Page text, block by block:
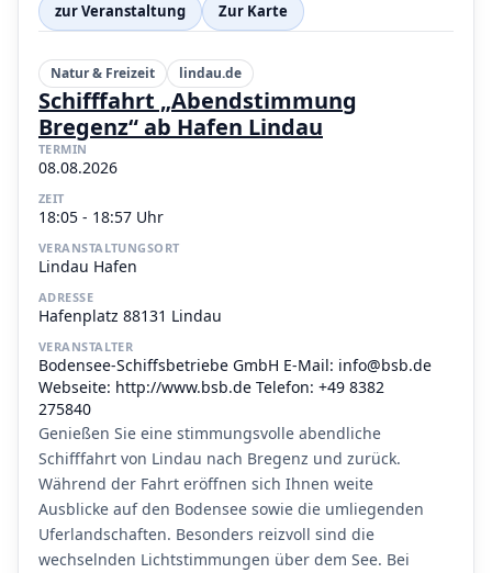
zur Veranstaltung Zur Karte
Natur & Freizeit lindau.de
Schifffahrt „Abendstimmung
Bregenz“ ab Hafen Lindau
TERMIN
08.08.2026
ZEIT
18:05 - 18:57 Uhr
VERANSTALTUNGSORT
Lindau Hafen
ADRESSE
Hafenplatz 88131 Lindau
VERANSTALTER
Bodensee-Schiffsbetriebe GmbH E-Mail: info@bsb.de
Webseite: http://www.bsb.de Telefon: +49 8382
275840
Genießen Sie eine stimmungsvolle abendliche
Schifffahrt von Lindau nach Bregenz und zurück.
Während der Fahrt eröffnen sich Ihnen weite
Ausblicke auf den Bodensee sowie die umliegenden
Uferlandschaften. Besonders reizvoll sind die
wechselnden Lichtstimmungen über dem See. Bei